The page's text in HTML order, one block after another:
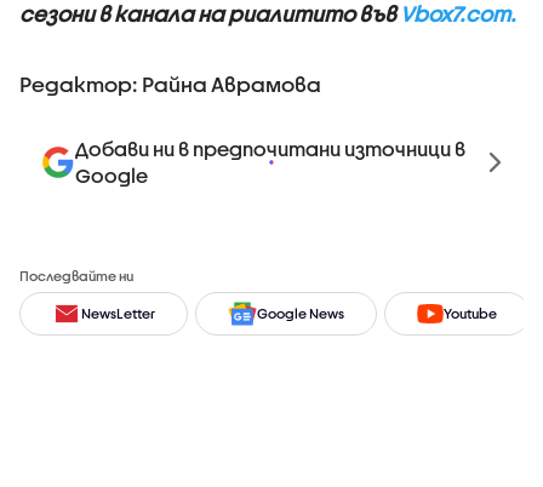
сезони в канала на риалитито във Vbox7.com.
Редактор: Райна Аврамова
Добави ни в предпочитани източници в
Google
Последвайте ни
NewsLetter Google News Youtube